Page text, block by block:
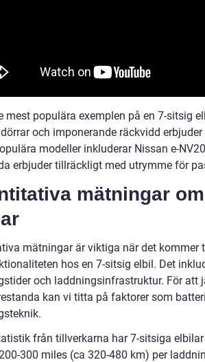
mest populära exemplen på en 7-sitsig
och imponerande räckvidd
modeller inkluderar Nissan e-
erbjuder tillräckligt med utrymme för
mätningar
mätningar är viktiga när det kommer
hos en 7-sitsig elbil. Det
och laddningsinfrastruktur. För att
kan vi titta på faktorer som
från tillverkarna har 7-sitsiga
300 miles (ca 320-480 km) per